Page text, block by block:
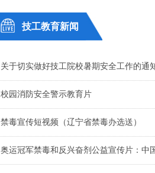
技工教育新闻
关于切实做好技工院校暑期安全工作的通
校园消防安全警示教育片
禁毒宣传短视频（辽宁省禁毒办选送）
奥运冠军禁毒和反兴奋剂公益宣传片：中